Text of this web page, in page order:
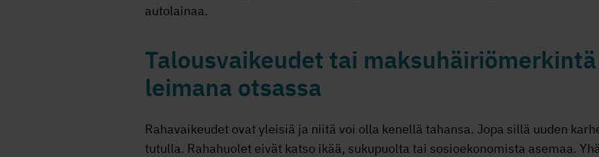
autolainaa.
Talousvaikeudet tai
leimana otsassa
Rahavaikeudet ovat yleisiä ja niitä voi olla kenellä tahansa. Jopa sillä uuden
tutulla. Rahahuolet eivät katso ikää, sukupuolta tai sosioekonomista asemaa.